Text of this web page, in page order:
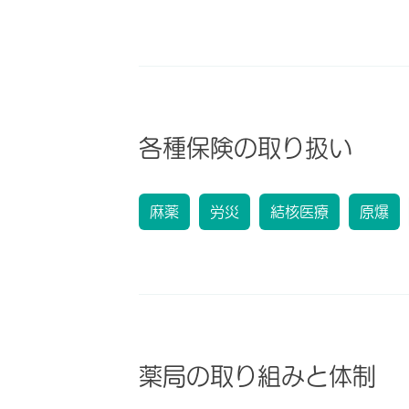
各種保険の取り扱い
麻薬 労災 結核医療 原爆
薬局の取り組みと体制